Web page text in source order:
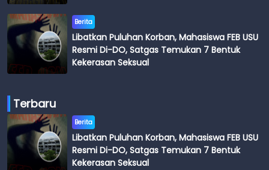
Berita
Libatkan Puluhan Korban, Mahasiswa FEB USU
Resmi Di-DO, Satgas Temukan 7 Bentuk
Kekerasan Seksual
Terbaru
Berita
Libatkan Puluhan Korban, Mahasiswa FEB USU
Resmi Di-DO, Satgas Temukan 7 Bentuk
Kekerasan Seksual